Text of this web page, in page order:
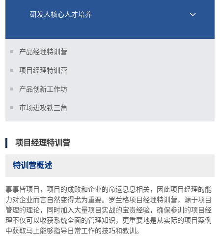
研发人核心人才培养
产品经理特训营
项目经理特训营
产品创新工作坊
市场进攻铁三角
项目经理特训营
特训营概述
事事皆项目，项目的成败和企业的命运息息相关，因此项目经理的能
力对企业而言自然变得尤为重要。罗兰格项目经理特训营，源于项目
管理的理论，同时加入大量项目实战的宝贵经验，确保参训的项目经
理不仅可以收获系统全面的管理知识，更重要地是从实际的项目案例
中获取马上能够指导日常工作的技巧和教训。